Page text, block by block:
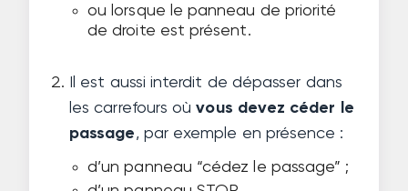
ou lorsque le panneau de priorité
de droite est présent.
Il est aussi interdit de dépasser dans
les carrefours oùvous devez céder le
passage, par exemple en présence :
d’un panneau “cédez le passage” ;